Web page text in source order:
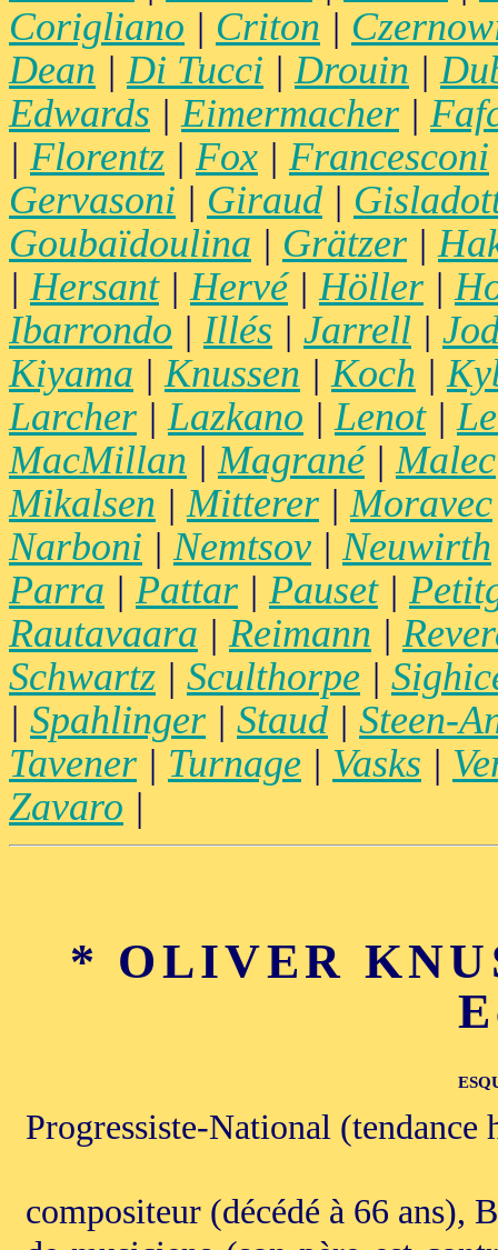
Corigliano | Criton |
Dean | Di Tucci | Drouin |
Edwards | Eimermacher |
| Florentz | Fox | Francesconi
Gervasoni | Giraud |
Goubaïdoulina | Grätzer |
| Hersant| Hervé| Höller |
Ibarrondo | Illés | Jarrell |
Kiyama | Knussen | Koch |
Larcher | Lazkano | Lenot|
MacMillan | Magrané| Malec
Mikalsen | Mitterer | Moravec
Narboni | Nemtsov | Neuwirth
Parra | Pattar | Pauset|
Rautavaara | Reimann |
Schwartz | Sculthorpe |
| Spahlinger | Staud | Steen-
Tavener | Turnage | Vasks |
Zavaro |
* OLIVER
Progressiste-National (tendance
compositeur (décédé à 66 ans),